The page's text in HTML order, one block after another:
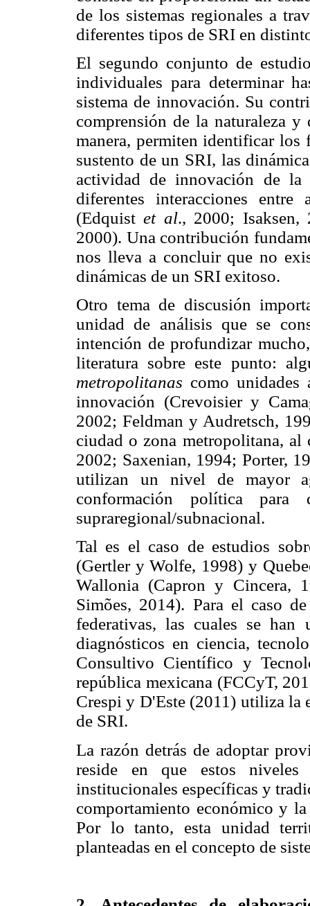
de los sistemas regionales a
diferentes tipos de SRI en
El segundo conjunto de
individuales para determinar
sistema de innovación. Su
comprensión de la naturaleza
manera, permiten identificar
sustento de un SRI, las
actividad de innovación de
diferentes interacciones
(Edquistet al., 2000;
2000). Una contribución
nos lleva a concluir que no
dinámicas de un SRI exitoso.
Otro tema de discusión
unidad de análisis que se
intención de profundizar
literatura sobre este punto:
metropolitanas como unidades
innovación (Crevoisier y
2002; Feldman y Audretsch,
ciudad o zona metropolitana,
2002; Saxenian, 1994; Porter,
utilizan un nivel de mayor
conformación política para
supraregional/subnacional.
Tal es el caso de estudios
(Gertler y Wolfe, 1998) y
Wallonia (Capron y Cincera,
Simões, 2014). Para el caso
federativas, las cuales se
diagnósticos en ciencia,
Consultivo Científico y
república mexicana (FCCyT,
Crespi y D'Este (2011) utiliza la
de SRI.
La razón detrás de adoptar
reside en que estos niveles
institucionales específicas y
comportamiento económico y
Por lo tanto, esta unidad
planteadas en el concepto de